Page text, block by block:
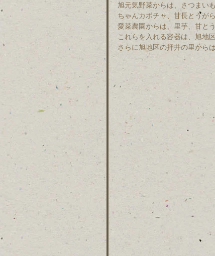
旭元気野菜からは、さつまい
ちゃんカボチャ、甘長とうが
愛菜農園からは、里芋、甘と
これらを入れる容器は、旭地
さらに旭地区の押井の里から